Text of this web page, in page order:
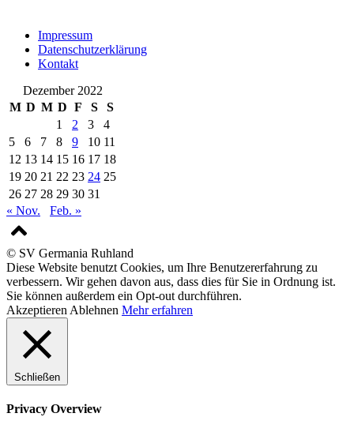
Impressum
Datenschutzerklärung
Kontakt
Dezember 2022
M D M D F S
S
1
2 3
4
5
6 7 8 9 10 11
12 13 14 15 16 17 18
19 20 21 22 23 24 25
26 27 28 29 30 31
« Nov.
Feb. »
© SV Germania Ruhland
Diese Website benutzt Cookies, um Ihre Benutzererfahrung zu
verbessern. Wir gehen davon aus, dass dies für Sie in Ordnung ist.
Sie können außerdem ein Opt-out durchführen.
Akzeptieren Ablehnen Mehr erfahren
Schließen
Privacy Overview